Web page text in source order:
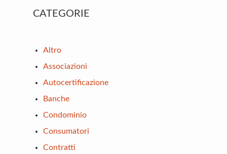
Primary
CATEGORIE
Altro
Associazioni
Autocertificazione
Banche
Condominio
Consumatori
Contratti